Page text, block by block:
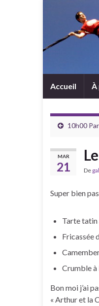
Accueil À
10h00
MAR
21 De
Super bien
Tarte tatin
Fricassée
Crumble à
Bon moi j’ai
« Arthur et la